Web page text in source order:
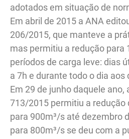
adotados em situação de
Em abril de 2015 a ANA
206/2015, que manteve a
mas permitiu a redução para
períodos de carga leve: dias
a 7h e durante todo o dia
Em 29 de junho daquele ano,
713/2015 permitiu a
para 900m³/s até dezembro
para 800m³/s se deu com a